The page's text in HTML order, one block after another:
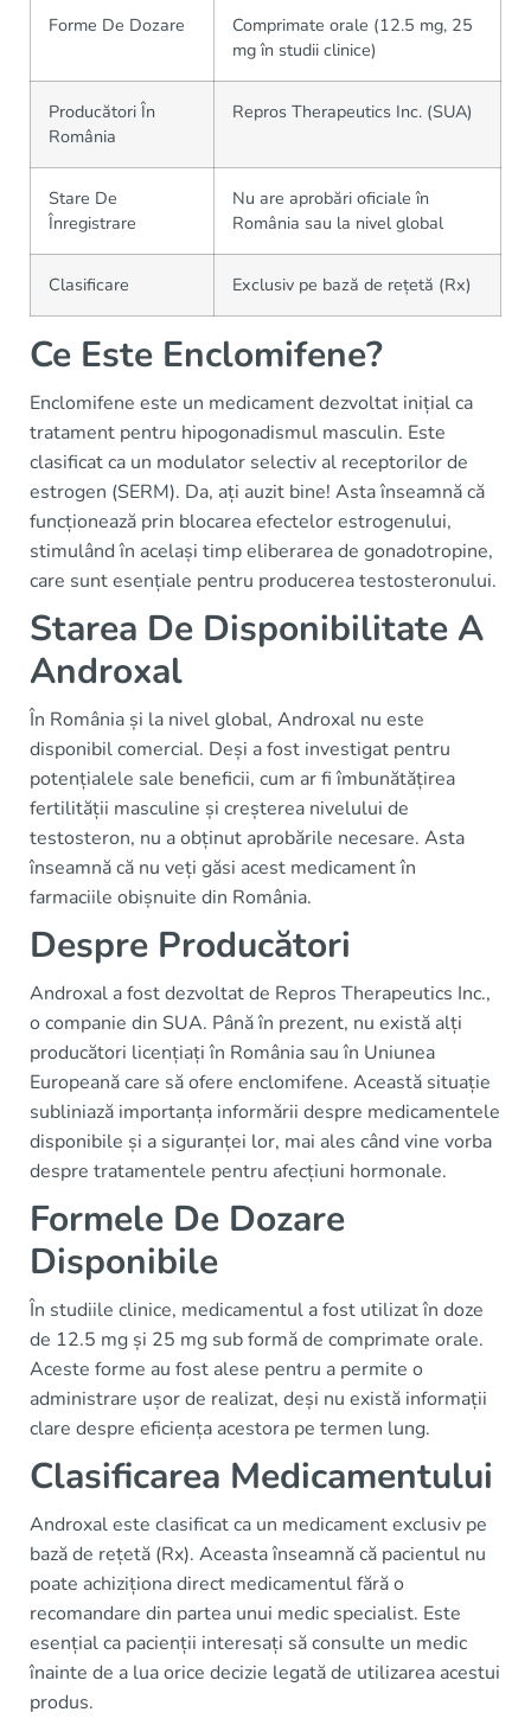
Forme De Dozare
Comprimate orale (12.5 mg, 25
mg în studii clinice)
Producători În
România
Repros Therapeutics Inc. (SUA)
Stare De
Înregistrare
Nu are aprobări oficiale în
România sau la nivel global
Clasificare Exclusiv pe bază de rețetă (Rx)
Ce Este Enclomifene?
Enclomifene este un medicament dezvoltat inițial ca
tratament pentru hipogonadismul masculin. Este
clasificat ca un modulator selectiv al receptorilor de
estrogen (SERM). Da, ați auzit bine! Asta înseamnă că
funcționează prin blocarea efectelor estrogenului,
stimulând în același timp eliberarea de gonadotropine,
care sunt esențiale pentru producerea testosteronului.
Starea De Disponibilitate A
Androxal
În România și la nivel global, Androxal nu este
disponibil comercial. Deși a fost investigat pentru
potențialele sale beneficii, cum ar fi îmbunătățirea
fertilității masculine și creșterea nivelului de
testosteron, nu a obținut aprobările necesare. Asta
înseamnă că nu veți găsi acest medicament în
farmaciile obișnuite din România.
Despre Producători
Androxal a fost dezvoltat de Repros Therapeutics Inc.,
o companie din SUA. Până în prezent, nu există alți
producători licențiați în România sau în Uniunea
Europeană care să ofere enclomifene. Această situație
subliniază importanța informării despre medicamentele
disponibile și a siguranței lor, mai ales când vine vorba
despre tratamentele pentru afecțiuni hormonale.
Formele De Dozare
Disponibile
În studiile clinice, medicamentul a fost utilizat în doze
de 12.5 mg și 25 mg sub formă de comprimate orale.
Aceste forme au fost alese pentru a permite o
administrare ușor de realizat, deși nu există informații
clare despre eficiența acestora pe termen lung.
Clasificarea Medicamentului
Androxal este clasificat ca un medicament exclusiv pe
bază de rețetă (Rx). Aceasta înseamnă că pacientul nu
poate achiziționa direct medicamentul fără o
recomandare din partea unui medic specialist. Este
esențial ca pacienții interesați să consulte un medic
înainte de a lua orice decizie legată de utilizarea acestui
produs.